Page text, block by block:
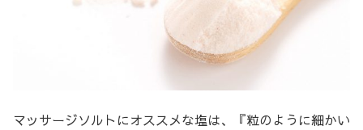
マッサージソルトにオススメな塩は、『粒のように細かい